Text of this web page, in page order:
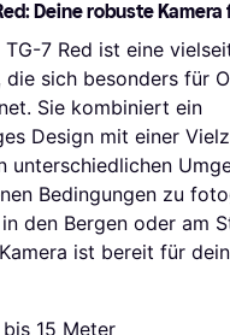
Red: Deine robuste
TG-7 Red ist eine
die sich besonders für
Sie kombiniert ein
Design mit einer
unterschiedlichen
Bedingungen zu
den Bergen oder am
ist bereit für
15 Meter